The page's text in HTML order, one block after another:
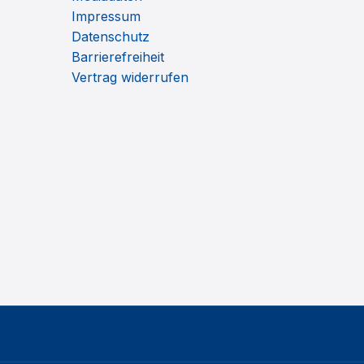
Impressum
Datenschutz
Barrierefreiheit
Vertrag widerrufen